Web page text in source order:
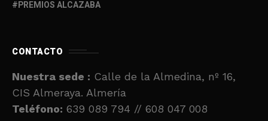
PREMIOS ALCAZABA
CONTACTO
Nuestra sede : Calle de la Almedina, nº 16,
CIS Almeraya. Almería
Teléfono: 639 089 794 // 608 047 008